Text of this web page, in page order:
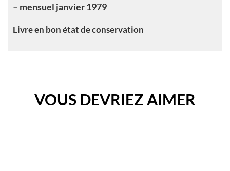
– mensuel janvier 1979
Livre en bon état de conservation
VOUS DEVRIEZ AIMER